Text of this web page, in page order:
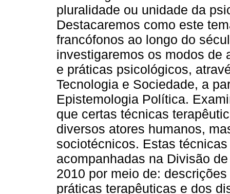
pluralidade ou unidade da
Destacaremos como este
francófonos ao longo do
investigaremos os modos de
e práticas psicológicos,
Tecnologia e Sociedade, a
Epistemologia Política.
que certas técnicas
diversos atores humanos,
sociotécnicos. Estas
acompanhadas na Divisão
2010 por meio de:
práticas terapêuticas e dos